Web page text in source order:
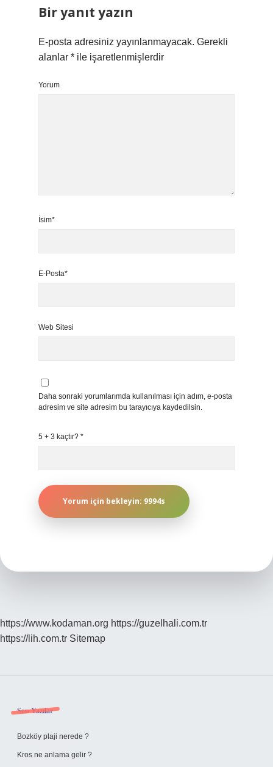
Bir yanıt yazın
E-posta adresiniz yayınlanmayacak. Gerekli
alanlar * ile işaretlenmişlerdir
Yorum
İsim*
E-Posta*
Web Sitesi
Daha sonraki yorumlarımda kullanılması için adım, e-posta
adresim ve site adresim bu tarayıcıya kaydedilsin.
5 + 3 kaçtır? *
https://www.kodaman.org https://guzelhali.com.tr
https://lih.com.tr Sitemap
Sidebar
Son Yazılar
Bozköy plaji nerede ?
Kros ne anlama gelir ?